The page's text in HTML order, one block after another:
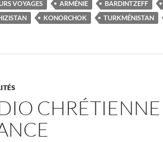
VOYAGES ARMÉNIE BARDINTZEFF
KONORCHOK TURKMÉNISTAN